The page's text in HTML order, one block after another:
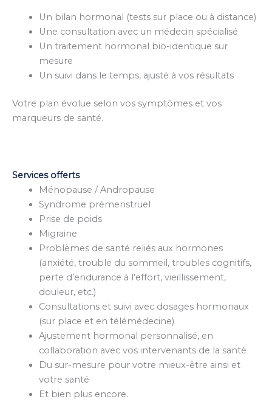
Un bilan hormonal (tests sur place ou à distance)
Une consultation avec un médecin spécialisé
Un traitement hormonal bio-identique sur
mesure
Un suivi dans le temps, ajusté à vos résultats
Votre plan évolue selon vos symptômes et vos
marqueurs de santé.
Services offerts
Ménopause / Andropause
Syndrome prémenstruel
Prise de poids
Migraine
Problèmes de santé reliés aux hormones
(anxiété, trouble du sommeil, troubles cognitifs,
perte d’endurance à l’effort, vieillissement,
douleur, etc.)
Consultations et suivi avec dosages hormonaux
(sur place et en télémédecine)
Ajustement hormonal personnalisé, en
collaboration avec vos intervenants de la santé
Du sur-mesure pour votre mieux-être ainsi et
votre santé
Et bien plus encore.